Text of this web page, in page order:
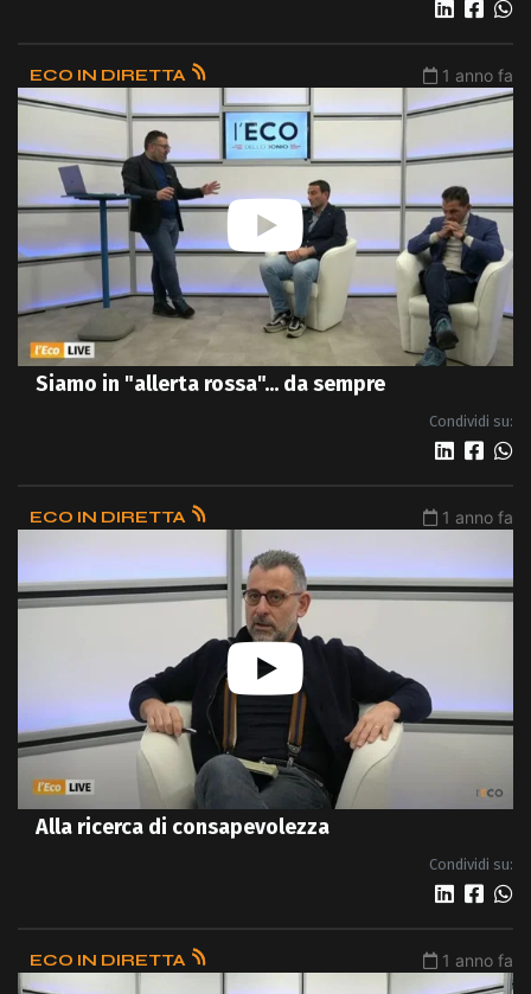
ECO IN DIRETTA 1 anno fa
Siamo in "allerta rossa"... da sempre
Condividi su:
ECO IN DIRETTA 1 anno fa
Alla ricerca di consapevolezza
Condividi su:
ECO IN DIRETTA 1 anno fa